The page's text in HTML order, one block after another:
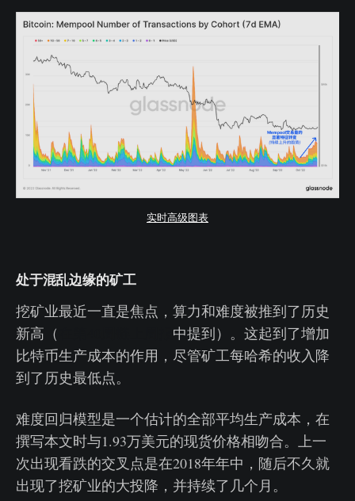
实时高级图表
处于混乱边缘的矿工
挖矿业最近一直是焦点，算力和难度被推到了历史
新高（
中提到）。这起到了增加
比特币生产成本的作用，尽管矿工每哈希的收入降
到了历史最低点。
难度回归模型是一个估计的全部平均生产成本，在
撰写本文时与1.93万美元的现货价格相吻合。上一
次出现看跌的交叉点是在2018年年中，随后不久就
出现了挖矿业的大投降，并持续了几个月。